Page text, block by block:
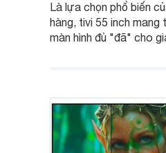
Là lựa chọn phổ biến
hàng, tivi 55 inch mang
màn hình đủ "đã" cho
dùng cho phòng bao